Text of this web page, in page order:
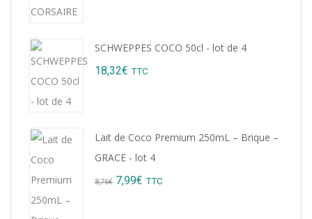
SCHWEPPES COCO 50cl - lot de 4
18,32€ TTC
Lait de Coco Premium 250mL – Brique –
GRACE - lot 4
8,76€ Original
7,99€ Current
TTC